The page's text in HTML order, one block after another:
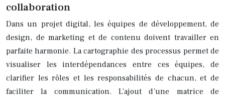
collaboration
Dans un projet digital, les équipes de développement, de
design, de marketing et de contenu doivent travailler en
parfaite harmonie. La cartographie des processus permet de
visualiser les interdépendances entre ces équipes, de
clarifier les rôles et les responsabilités de chacun, et de
faciliter la communication. L’ajout d’une matrice de